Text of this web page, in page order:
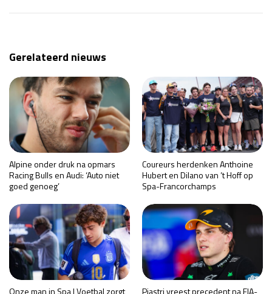
Gerelateerd nieuws
Alpine onder druk na opmars
Racing Bulls en Audi: ‘Auto niet
goed genoeg’
Coureurs herdenken Anthoine
Hubert en Dilano van ’t Hoff op
Spa-Francorchamps
Onze man in Spa | Voetbal zorgt
Piastri vreest precedent na FIA-